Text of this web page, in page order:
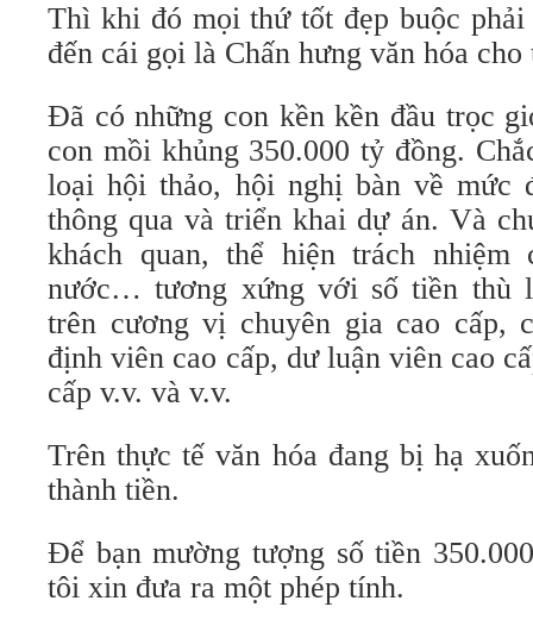
Thì khi đó mọi thứ tốt đẹp buộc
đến cái gọi là Chấn hưng văn hóa
Đã có những con kền kền đầu trọc
con mồi khủng 350.000 tỷ đồng.
loại hội thảo, hội nghị bàn về mức
thông qua và triển khai dự án. Và
khách quan, thể hiện trách
nước… tương xứng với số tiền thù
trên cương vị chuyên gia cao cấp,
định viên cao cấp, dư luận viên cao
cấp v.v. và v.v.
Trên thực tế văn hóa đang bị hạ
thành tiền.
Để bạn mường tượng số tiền
tôi xin đưa ra một phép tính.